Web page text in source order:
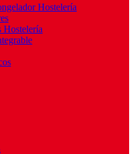
Hostelería
Hostelería